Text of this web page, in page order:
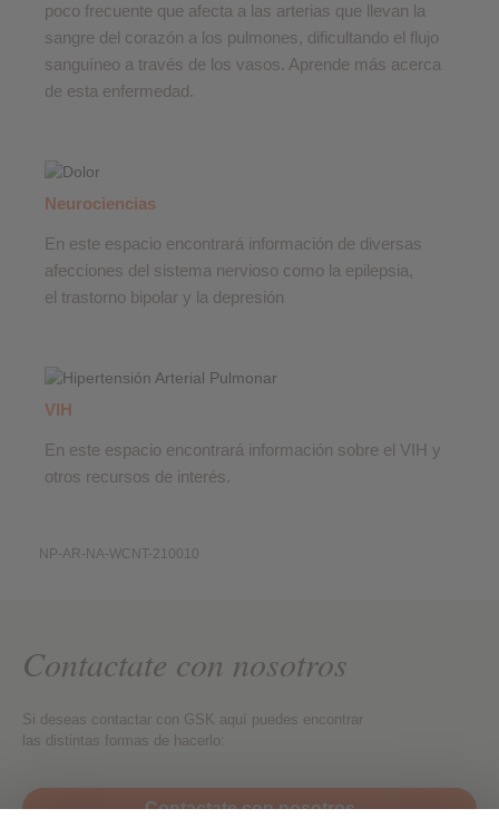
poco frecuente que afecta a las arterias que llevan la
sangre del corazón a los pulmones, dificultando el flujo
sanguíneo a través de los vasos. Aprende más acerca
de esta enfermedad.
Neurociencias
En este espacio encontrará información de diversas
afecciones del sistema nervioso como la epilepsia,
el trastorno bipolar y la depresión
VIH
En este espacio encontrará información sobre el VIH y
otros recursos de interés.
NP-AR-NA-WCNT-210010
Contactate con nosotros
Si deseas contactar con GSK aquí puedes encontrar
las distintas formas de hacerlo:
Contactate con nosotros